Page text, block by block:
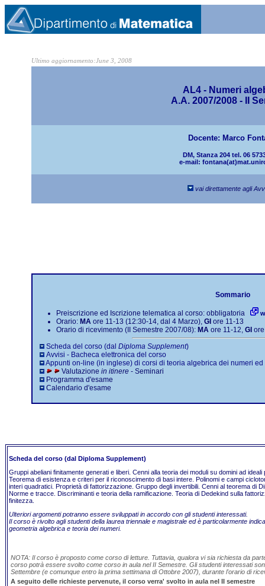
Ultimo aggiornamento:June 3, 2008
AL4 - Numeri
A.A. 2007/2008 - II
Docente: Marco
DM, Stanza 204 tel. 06
e-mail:
vai direttamente agli
Sommario
Preiscrizione ed Iscrizione telematica al corso: obbligatoria
Orario: MA ore 11-13 (12:30-14, dal 4 Marzo), GI ore 11-13
Orario di ricevimento (II Semestre 2007/08): MA ore 11-12, GI
Scheda del corso (dal Diploma Supplement)
Avvisi - Bacheca elettronica del corso
Appunti on-line (in inglese) di corsi di teoria algebrica dei numeri ed
Valutazione in itinere - Seminari
Programma d'esame
Calendario d'esame
Scheda del corso (dal Diploma Supplement)
Gruppi abeliani finitamente generati e liberi. Cenni alla teoria dei moduli su domini ad
Teorema di esistenza e criteri per il riconoscimento di basi intere. Polinomi e campi
interi quadratici. Proprietà di fattorizzazione. Gruppo degli invertibili. Cenni al teorema di
Norme e tracce. Discriminanti e teoria della ramificazione. Teoria di Dedekind sulla
finitezza.
Ulteriori argomenti potranno essere sviluppati in accordo con gli studenti interessati.
Il corso è rivolto agli studenti della laurea triennale e magistrale ed è particolarmente
geometria algebrica e teoria dei numeri.
NOTA: Il corso è proposto come corso di letture. Tuttavia, qualora vi sia richiesta da
corso potrà essere svolto come corso in aula nel II Semestre. Gli studenti interessati
Settembre (e comunque entro la prima settimana di Ottobre 2007), durante l'orario di
A seguito delle richieste pervenute, il corso verra' svolto in aula nel II semestre